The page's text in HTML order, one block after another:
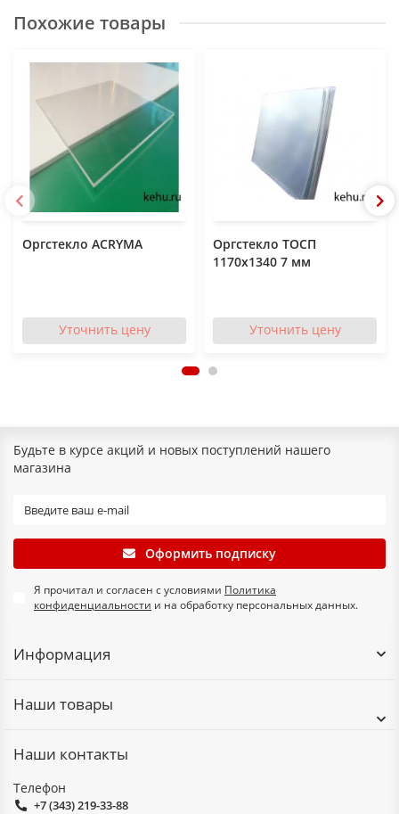
Похожие товары
Оргстекло ACRYMA
Уточнить цену
Оргстекло ТОСП
1170x1340 7 мм
Уточнить цену
Будьте в курсе акций и новых поступлений нашего
магазина
Оформить подписку
Я прочитал и согласен с условиями Политика
конфиденциальности и на обработку персональных данных.
Информация
Наши товары
Наши контакты
Телефон
+7 (343) 219-33-88